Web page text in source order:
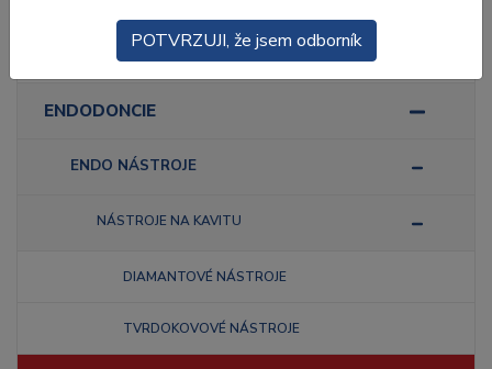
ENDODONCIE
ENDO NÁSTROJE
NÁSTROJE NA KAVITU
DIAMANTOVÉ NÁSTROJE
TVRDOKOVOVÉ NÁSTROJE
POTVRZUJI, že jsem odborník